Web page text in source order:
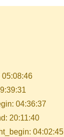
04:36:37
20:11:40
04:02:45